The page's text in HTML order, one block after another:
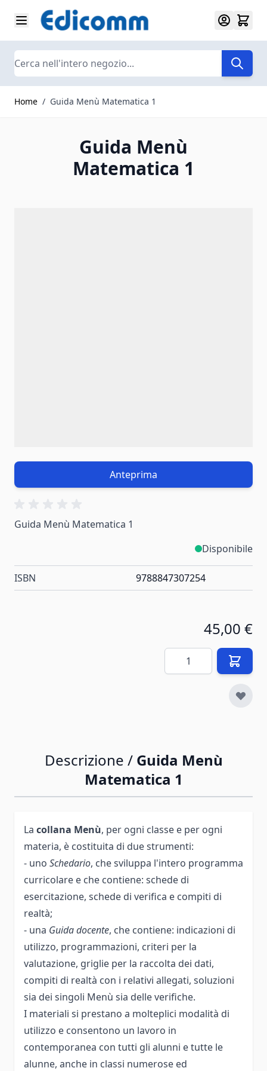
Salta al contenuto
Search
Home / Guida Menù Matematica 1
Guida Menù
Matematica 1
Anteprima
Guida Menù Matematica 1
Disponibile
ISBN 9788847307254
45,00 €
Quantità
Descrizione / Guida Menù
Matematica 1
La collana Menù, per ogni classe e per ogni
materia, è costituita di due strumenti:
- uno Schedario, che sviluppa l'intero programma
curricolare e che contiene: schede di
esercitazione, schede di verifica e compiti di
realtà;
- una Guida docente, che contiene: indicazioni di
utilizzo, programmazioni, criteri per la
valutazione, griglie per la raccolta dei dati,
compiti di realtà con i relativi allegati, soluzioni
sia dei singoli Menù sia delle verifiche.
I materiali si prestano a molteplici modalità di
utilizzo e consentono un lavoro in
contemporanea con tutti gli alunni e tutte le
alunne, anche in classi numerose ed